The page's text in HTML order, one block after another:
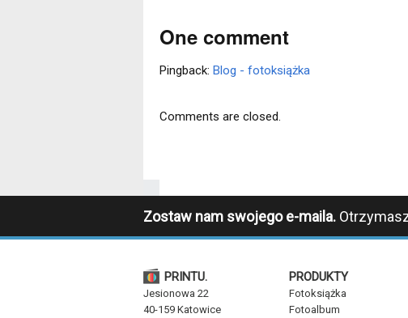
One comment
Pingback: Blog - fotoksiążka
Comments are closed.
Zostaw nam swojego e-maila.
PRINTU.
Jesionowa 22
40-159 Katowice
PRODUKTY
Fotoksiążka
Fotoalbum